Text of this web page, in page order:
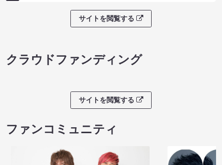
サイトを閲覧する
クラウドファンディング
サイトを閲覧する
ファンコミュニティ